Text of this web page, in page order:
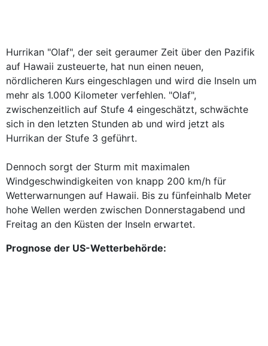
Hurrikan "Olaf", der seit geraumer Zeit über den Pazifik
auf Hawaii zusteuerte, hat nun einen neuen,
nördlicheren Kurs eingeschlagen und wird die Inseln um
mehr als 1.000 Kilometer verfehlen. "Olaf",
zwischenzeitlich auf Stufe 4 eingeschätzt, schwächte
sich in den letzten Stunden ab und wird jetzt als
Hurrikan der Stufe 3 geführt.
Dennoch sorgt der Sturm mit maximalen
Windgeschwindigkeiten von knapp 200 km/h für
Wetterwarnungen auf Hawaii. Bis zu fünfeinhalb Meter
hohe Wellen werden zwischen Donnerstagabend und
Freitag an den Küsten der Inseln erwartet.
Prognose der US-Wetterbehörde: